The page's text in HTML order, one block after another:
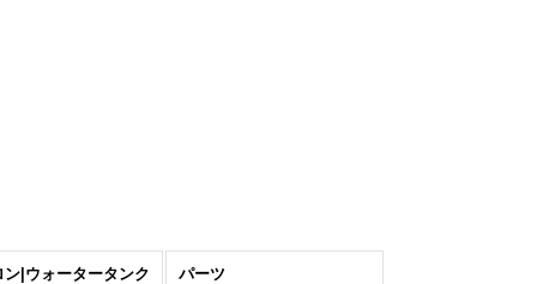
ン|ウォータータンク パーツ